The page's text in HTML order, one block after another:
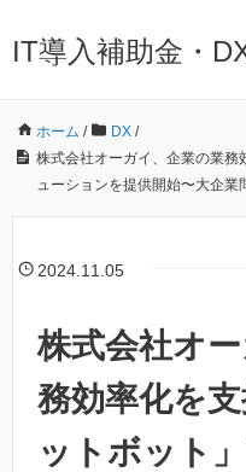
IT導入補助金・
ホーム / DX /
株式会社オーガイ、企業の業務
ューションを提供開始〜大企
2024.11.05
株式会社オ
務効率化を
ットボット